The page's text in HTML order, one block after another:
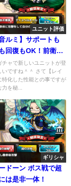
ユニット評価
ルミ】サポートも
回復もOK！前衛で
チャで新しいユニットが登
ですね＾＾ さて【レイ
特化した性能との事ですが
を秘...
ギリシャ
ドーン ボス戦で超
は是非一体！